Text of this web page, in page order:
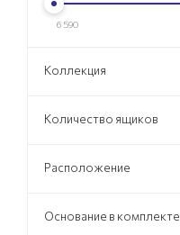
6 590
Коллекция
Количество ящиков
Расположение
Основание в комплекте